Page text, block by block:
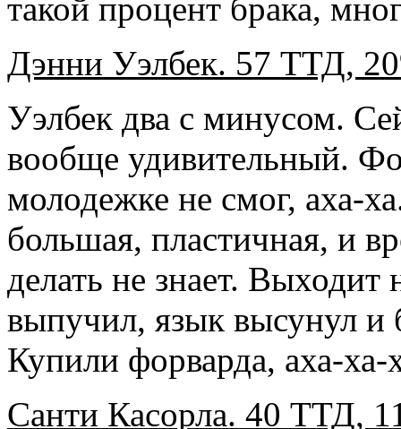
такой процент брака,
Дэнни Уэлбек. 57 ТТД,
Уэлбек два с минусом.
вообще удивительный.
молодежке не смог, аха-
большая, пластичная, и
делать не знает. Выходит
выпучил, язык высунул и
Купили форварда, аха-ха-
Санти Касорла. 40 ТТД,